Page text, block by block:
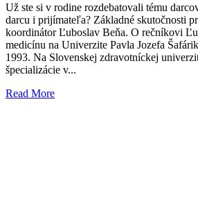
Už ste si v rodine rozdebatovali tému
darcu i prijímateľa? Základné skutočnosti
koordinátor Ľuboslav Beňa. O rečníkovi
medicínu na Univerzite Pavla Jozefa
1993. Na Slovenskej zdravotníckej
špecializácie v...
Read More